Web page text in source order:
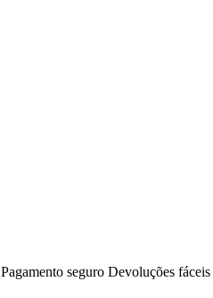
Pagamento seguro Devoluções fáceis